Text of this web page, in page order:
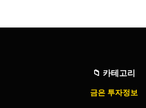
📁 카테고리
금은 투자정보